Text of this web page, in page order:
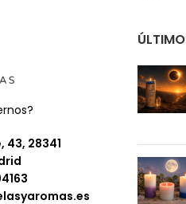
43, 28341